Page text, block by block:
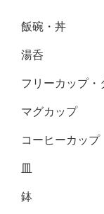
飯碗・丼
湯呑
フリーカップ・
マグカップ
コーヒーカップ
皿
鉢